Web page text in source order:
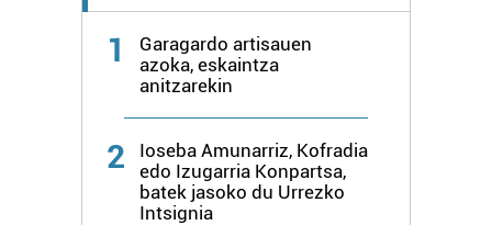
1
Garagardo artisauen
azoka, eskaintza
anitzarekin
2
Ioseba Amunarriz, Kofradia
edo Izugarria Konpartsa,
batek jasoko du Urrezko
Intsignia